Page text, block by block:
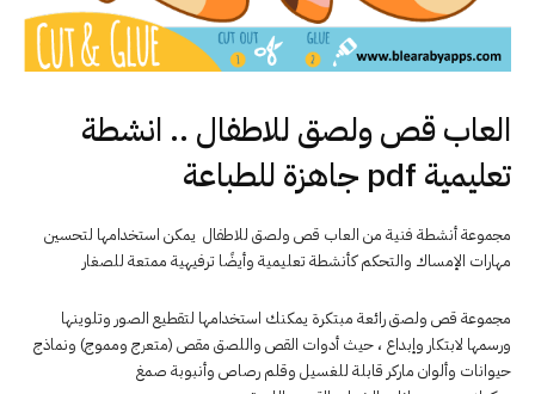
العاب قص ولصق للاطفال .. انشطة
تعليمية pdf جاهزة للطباعة
مجموعة أنشطة فنية من العاب قص ولصق للاطفال يمكن استخدامها لتحسين
مهارات الإمساك والتحكم كأنشطة تعليمية وأيضًا ترفيهية ممتعة للصغار
مجموعة قص ولصق رائعة مبتكرة يمكنك استخدامها لتقطيع الصور وتلوينها
ورسمها لابتكار وإبداع ، حيث أدوات القص واللصق مقص (متعرج ومموج) ونماذج
حيوانات وألوان ماركر قابلة للغسيل وقلم رصاص وأنبوبة صمغ